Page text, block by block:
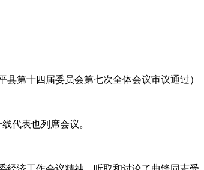
十四届委员会第七次全体会议审议通过）
代表也列席会议。